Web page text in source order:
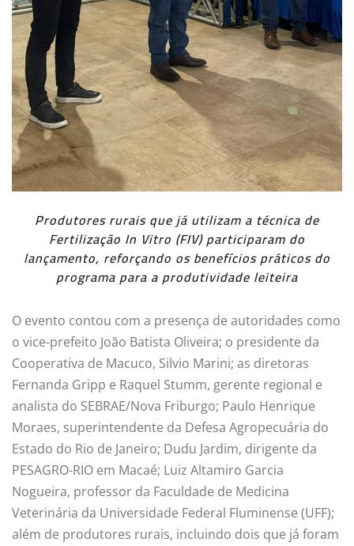
Produtores rurais que já utilizam a técnica de
Fertilização In Vitro (FIV) participaram do
lançamento, reforçando os benefícios práticos do
programa para a produtividade leiteira
O evento contou com a presença de autoridades como
o vice-prefeito João Batista Oliveira; o presidente da
Cooperativa de Macuco, Silvio Marini; as diretoras
Fernanda Gripp e Raquel Stumm, gerente regional e
analista do SEBRAE/Nova Friburgo; Paulo Henrique
Moraes, superintendente da Defesa Agropecuária do
Estado do Rio de Janeiro; Dudu Jardim, dirigente da
PESAGRO-RIO em Macaé; Luiz Altamiro Garcia
Nogueira, professor da Faculdade de Medicina
Veterinária da Universidade Federal Fluminense (UFF);
além de produtores rurais, incluindo dois que já foram